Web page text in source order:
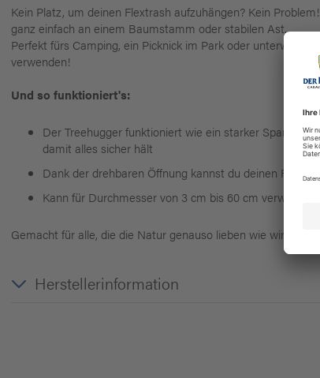
Kein Platz, um deinen Flextrash aufzuhängen? Kein
ganz einfach an einem Baumstamm oder stabilen Ast.
Perfekt fürs Camping, ein Picknick im Park oder unterwegs.
verwenden!
Und so funktioniert's:
Der Treehugger funktioniert wie ein starker
damit alles sicher hält
Dank der drehbaren Öffnung kannst du deinen
Kann für Durchmesser von 3 cm bis 60 cm verwendet
Gemacht für alle, die die Natur genauso lieben wie wir.
Herstellerinformation